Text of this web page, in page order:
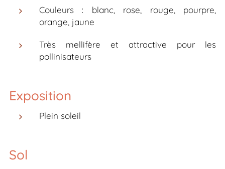
Couleurs : blanc, rose, rouge, pourpre,
orange, jaune
Très mellifère et attractive pour les
pollinisateurs
Exposition
Plein soleil
Sol